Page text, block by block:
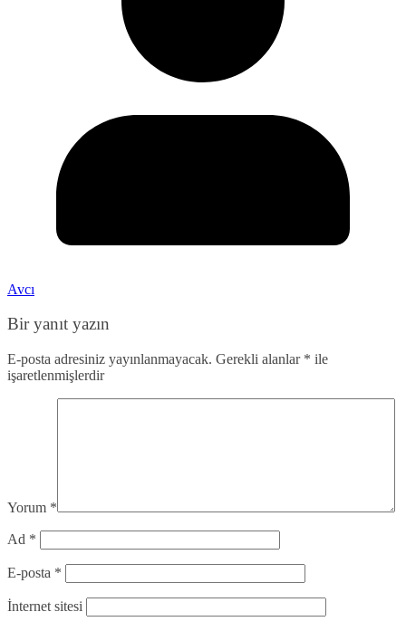
Avcı
Bir yanıt yazın
E-posta adresiniz yayınlanmayacak. Gerekli alanlar * ile
işaretlenmişlerdir
Yorum *
Ad *
E-posta *
İnternet sitesi